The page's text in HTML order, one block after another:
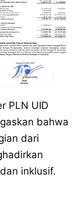
PLN UID
bahwa
dari
inklusif.